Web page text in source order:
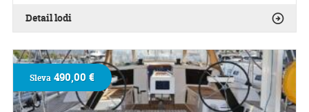
Detail lodi
Sleva490,00 €